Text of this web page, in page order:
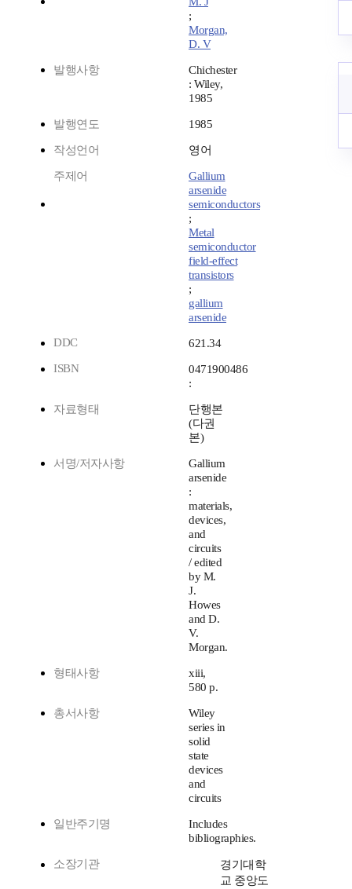
;
Morgan,
D. V
발행사항
Chichester
: Wiley,
1985
발행연도 1985
작성언어 영어
주제어
Gallium
arsenide
semiconductors
;
Metal
semiconductor
field-effect
transistors
;
gallium
arsenide
DDC
621.34
ISBN
0471900486
:
자료형태
단행본
(다권
본)
서명/저자사항
Gallium
arsenide
:
materials,
devices,
and
circuits
/ edited
by M.
J.
Howes
and D.
V.
Morgan.
형태사항
xiii,
580 p.
총서사항
Wiley
series in
solid
state
devices
and
circuits
일반주기명
Includes
bibliographies.
소장기관
경기대학
교 중앙도